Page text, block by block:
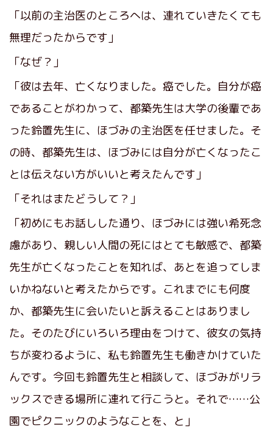
「以前の主治医のところへは、連れていきたくても
無理だったからです」
「なぜ？」
「彼は去年、亡くなりました。癌でした。自分が癌
であることがわかって、都築先生は大学の後輩であ
った鈴置先生に、ほづみの主治医を任せました。そ
の時、都築先生は、ほづみには自分が亡くなったこ
とは伝えない方がいいと考えたんです」
「それはまたどうして？」
「初めにもお話しした通り、ほづみには強い希死念
慮があり、親しい人間の死にはとても敏感で、都築
先生が亡くなったことを知れば、あとを追ってしま
いかねないと考えたからです。これまでにも何度
か、都築先生に会いたいと訴えることはありまし
た。そのたびにいろいろ理由をつけて、彼女の気持
ちが変わるように、私も鈴置先生も働きかけていた
んです。今回も鈴置先生と相談して、ほづみがリラ
ックスできる場所に連れて行こうと。それで……公
園でピクニックのようなことを、と」